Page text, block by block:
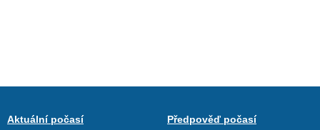
Aktuální počasí
Předpověď počasí